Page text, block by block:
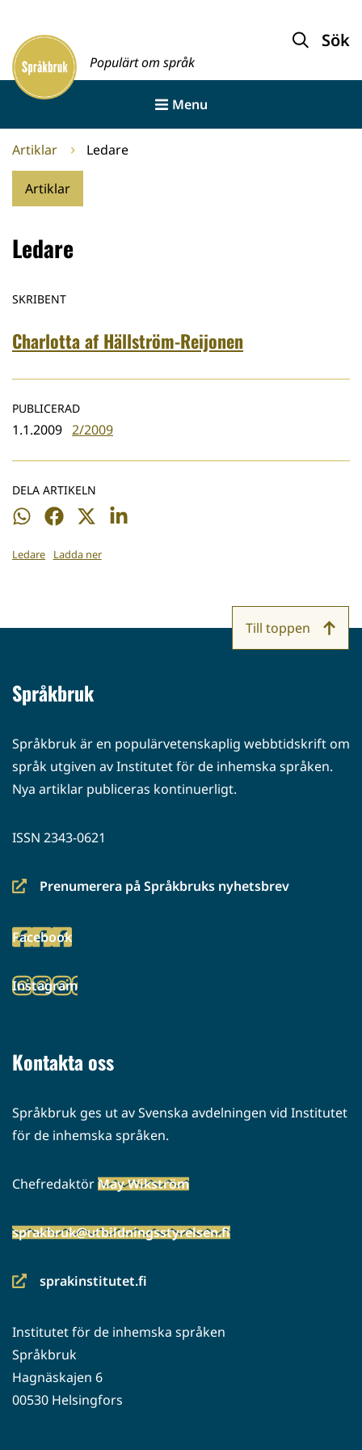
innehållet
Framsida
Populärt om språk
Sök
Menu
Artiklar Ledare
Artiklar
Ledare
SKRIBENT
Charlotta af Hällström-Reijonen
PUBLICERAD
1.1.2009 2/2009
DELA ARTIKELN
Dela
WhatsApp
Dela
Facebook
Dela
Twitter
Dela
Ledare Ladda ner
Språkbruk
Språkbruk är en populärvetenskaplig webbtidskrift om
språk utgiven av Institutet för de inhemska språken.
Nya artiklar publiceras kontinuerligt.
ISSN 2343-0621
Prenumerera på Språkbruks nyhetsbrev
(siirryt
palveluun)
Facebook
(siirryt
palveluun)
Instagram
(siirryt
Kontakta oss
Språkbruk ges ut av Svenska avdelningen vid Institutet
för de inhemska språken.
ChefredaktörMay Wikström
sprakbruk@utbildningsstyrelsen.fi
sprakinstitutet.fi
(siirryt
palveluun)
Institutet för de inhemska språken
Språkbruk
Hagnäskajen 6
00530 Helsingfors
Till toppen